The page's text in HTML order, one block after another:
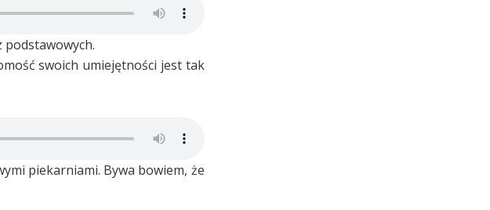
swoich umiejętności jest tak
piekarniami. Bywa bowiem, że